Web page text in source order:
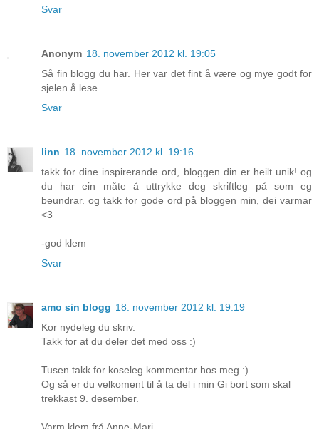
Svar
Anonym 18. november 2012 kl. 19:05
Så fin blogg du har. Her var det fint å være og mye godt for
sjelen å lese.
Svar
linn 18. november 2012 kl. 19:16
takk for dine inspirerande ord, bloggen din er heilt unik! og
du har ein måte å uttrykke deg skriftleg på som eg
beundrar. og takk for gode ord på bloggen min, dei varmar
<3
-god klem
Svar
amo sin blogg 18. november 2012 kl. 19:19
Kor nydeleg du skriv.
Takk for at du deler det med oss :)
Tusen takk for koseleg kommentar hos meg :)
Og så er du velkoment til å ta del i min Gi bort som skal
trekkast 9. desember.